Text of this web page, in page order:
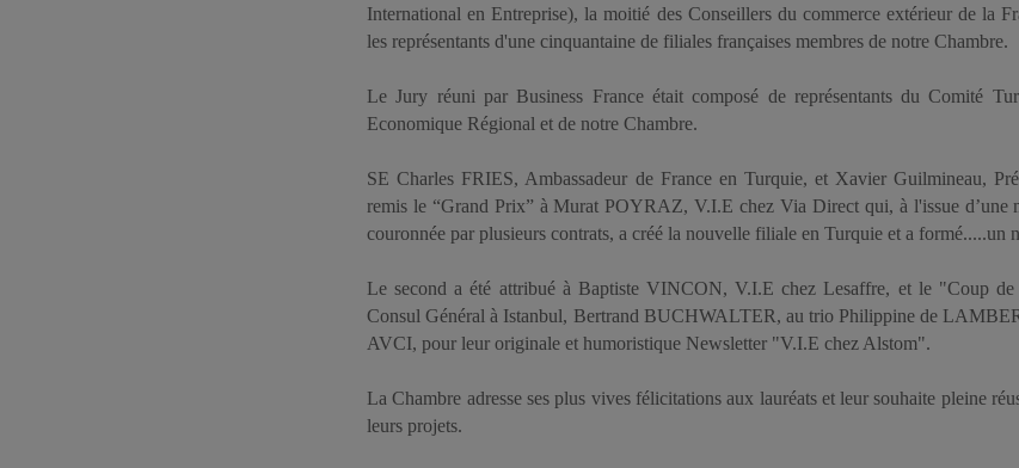
International en Entreprise), la moitié des Conseillers du commerce extérieur de la
les représentants d'une cinquantaine de filiales françaises membres de notre Chambre.
Le Jury réuni par Business France était composé de représentants du Comité
Economique Régional et de notre Chambre.
SE Charles FRIES, Ambassadeur de France en Turquie, et Xavier Guilmineau,
remis le “Grand Prix” à Murat POYRAZ, V.I.E chez Via Direct qui, à l'issue d’une
couronnée par plusieurs contrats, a créé la nouvelle filiale en Turquie et a formé.....un
Le second a été attribué à Baptiste VINCON, V.I.E chez Lesaffre, et le "Coup
Consul Général à Istanbul, Bertrand BUCHWALTER, au trio Philippine de
AVCI, pour leur originale et humoristique Newsletter "V.I.E chez Alstom".
La Chambre adresse ses plus vives félicitations aux lauréats et leur souhaite pleine
leurs projets.